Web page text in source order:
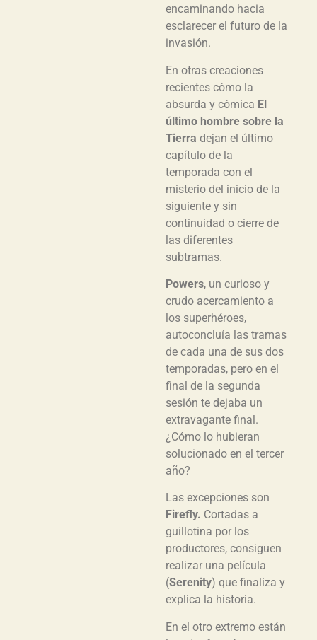
encaminando hacia
esclarecer el futuro de la
invasión.
En otras creaciones
recientes cómo la
absurda y cómica El
último hombre sobre la
Tierra dejan el último
capítulo de la
temporada con el
misterio del inicio de la
siguiente y sin
continuidad o cierre de
las diferentes
subtramas.
Powers, un curioso y
crudo acercamiento a
los superhéroes,
autoconcluía las tramas
de cada una de sus dos
temporadas, pero en el
final de la segunda
sesión te dejaba un
extravagante final.
¿Cómo lo hubieran
solucionado en el tercer
año?
Las excepciones son
Firefly. Cortadas a
guillotina por los
productores, consiguen
realizar una película
(Serenity) que finaliza y
explica la historia.
En el otro extremo están